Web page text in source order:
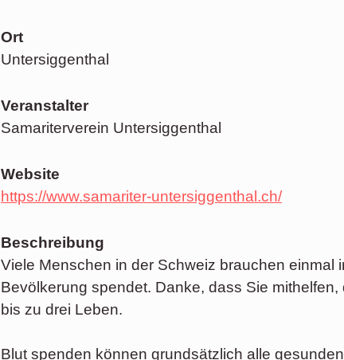
Ort
Untersiggenthal
Veranstalter
Samariterverein Untersiggenthal
Website
https://www.samariter-untersiggenthal.ch/
Beschreibung
Viele Menschen in der Schweiz brauchen einmal
Bevölkerung spendet. Danke, dass Sie
bis zu drei Leben.
Blut spenden können grundsätzlich alle